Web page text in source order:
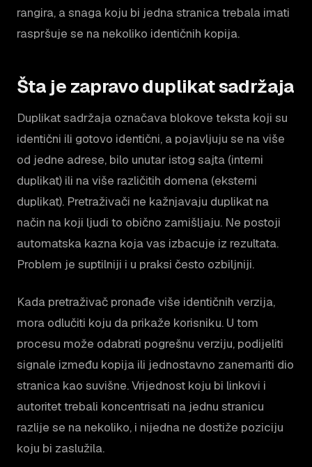
rangira, a snaga koju bi jedna stranica trebala imati
raspršuje se na nekoliko identičnih kopija.
Šta je zapravo duplikat sadržaja
Duplikat sadržaja označava blokove teksta koji su
identični ili gotovo identični, a pojavljuju se na više
od jedne adrese, bilo unutar istog sajta (interni
duplikat) ili na više različitih domena (eksterni
duplikat). Pretraživači ne kažnjavaju duplikat na
način na koji ljudi to obično zamišljaju. Ne postoji
automatska kazna koja vas izbacuje iz rezultata.
Problem je suptilniji i u praksi često ozbiljniji.
Kada pretraživač pronađe više identičnih verzija,
mora odlučiti koju da prikaže korisniku. U tom
procesu može odabrati pogrešnu verziju, podijeliti
signale između kopija ili jednostavno zanemariti dio
stranica kao suvišne. Vrijednost koju bi linkovi i
autoritet trebali koncentrisati na jednu stranicu
razlije se na nekoliko, i nijedna ne dostiže poziciju
koju bi zaslužila.